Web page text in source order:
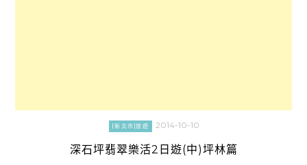
[新北市]旅遊 2014-10-10
深石坪翡翠樂活2日遊(中)坪林篇